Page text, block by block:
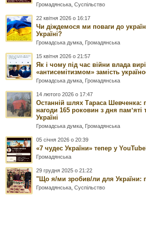
Громадянська ,Суспільство
22 квітня 2026 о 16:17
Чи діждемося ми поваги до
Україні?
Громадська думка Громадянська
15 квітня 2026 о 21:57
Як і чому під час війни влада
«антисемітизмом» замість
Громадська думка Громадянська
14 лютого 2026 о 17:47
Останній шлях Тараса Шевченка:
нагоди 165 роковин з дня
Україні
Громадська думка Громадянська
05 січня 2026 о 20:39
«7 чудес України» тепер у
Громадянська
29 грудня 2025 о 21:22
"Що я/ми зробив/ли для України:
Громадянська ,Суспільство